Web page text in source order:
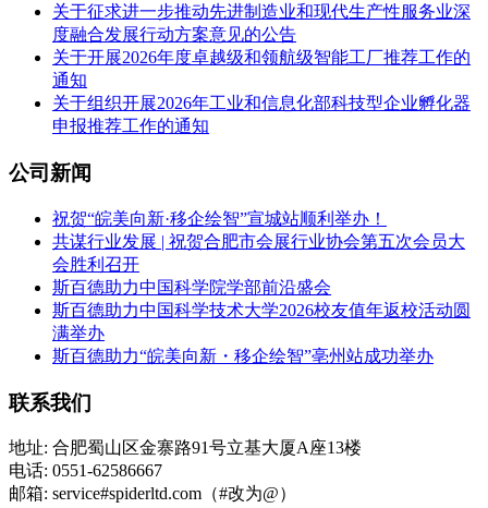
关于征求进一步推动先进制造业和现代生产性服务业深
度融合发展行动方案意见的公告
关于开展2026年度卓越级和领航级智能工厂推荐工作的
通知
关于组织开展2026年工业和信息化部科技型企业孵化器
申报推荐工作的通知
公司新闻
祝贺“皖美向新·移企绘智”宣城站顺利举办！
共谋行业发展 | 祝贺合肥市会展行业协会第五次会员大
会胜利召开
斯百德助力中国科学院学部前沿盛会
斯百德助力中国科学技术大学2026校友值年返校活动圆
满举办
斯百德助力“皖美向新・移企绘智”亳州站成功举办
联系我们
地址: 合肥蜀山区金寨路91号立基大厦A座13楼
电话: 0551-62586667
邮箱: service#spiderltd.com（#改为@）